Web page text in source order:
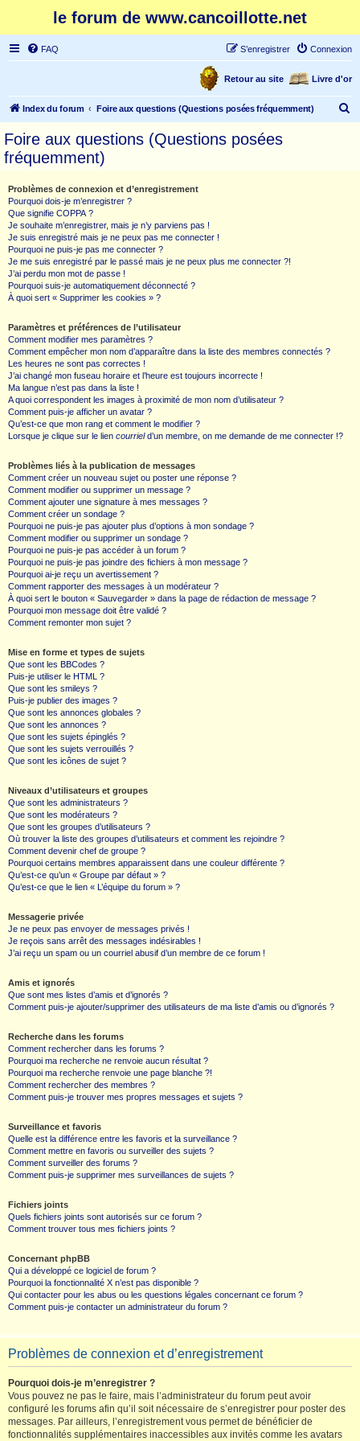
le forum de www.cancoillotte.net
FAQ Connexion
S’enregistrer
Livre d'or
Retour au site
Index du forum Foire aux questions (Questions posées fréquemment)
Foire aux questions (Questions posées
fréquemment)
Problèmes de connexion et d’enregistrement
Pourquoi dois-je m’enregistrer ?
Que signifie COPPA ?
Je souhaite m’enregistrer, mais je n’y parviens pas !
Je suis enregistré mais je ne peux pas me connecter !
Pourquoi ne puis-je pas me connecter ?
Je me suis enregistré par le passé mais je ne peux plus me connecter ?!
J’ai perdu mon mot de passe !
Pourquoi suis-je automatiquement déconnecté ?
À quoi sert « Supprimer les cookies » ?
Paramètres et préférences de l’utilisateur
Comment modifier mes paramètres ?
Comment empêcher mon nom d’apparaître dans la liste des membres connectés ?
Les heures ne sont pas correctes !
J’ai changé mon fuseau horaire et l’heure est toujours incorrecte !
Ma langue n’est pas dans la liste !
A quoi correspondent les images à proximité de mon nom d’utilisateur ?
Comment puis-je afficher un avatar ?
Qu’est-ce que mon rang et comment le modifier ?
Lorsque je clique sur le lien courrield’un membre, on me demande de me connecter !?
Problèmes liés à la publication de messages
Comment créer un nouveau sujet ou poster une réponse ?
Comment modifier ou supprimer un message ?
Comment ajouter une signature à mes messages ?
Comment créer un sondage ?
Pourquoi ne puis-je pas ajouter plus d’options à mon sondage ?
Comment modifier ou supprimer un sondage ?
Pourquoi ne puis-je pas accéder à un forum ?
Pourquoi ne puis-je pas joindre des fichiers à mon message ?
Pourquoi ai-je reçu un avertissement ?
Comment rapporter des messages à un modérateur ?
À quoi sert le bouton « Sauvegarder » dans la page de rédaction de message ?
Pourquoi mon message doit être validé ?
Comment remonter mon sujet ?
Mise en forme et types de sujets
Que sont les BBCodes ?
Puis-je utiliser le HTML ?
Que sont les smileys ?
Puis-je publier des images ?
Que sont les annonces globales ?
Que sont les annonces ?
Que sont les sujets épinglés ?
Que sont les sujets verrouillés ?
Que sont les icônes de sujet ?
Niveaux d’utilisateurs et groupes
Que sont les administrateurs ?
Que sont les modérateurs ?
Que sont les groupes d’utilisateurs ?
Où trouver la liste des groupes d’utilisateurs et comment les rejoindre ?
Comment devenir chef de groupe ?
Pourquoi certains membres apparaissent dans une couleur différente ?
Qu’est-ce qu’un « Groupe par défaut » ?
Qu’est-ce que le lien « L’équipe du forum » ?
Messagerie privée
Je ne peux pas envoyer de messages privés !
Je reçois sans arrêt des messages indésirables !
J’ai reçu un spam ou un courriel abusif d’un membre de ce forum !
Amis et ignorés
Que sont mes listes d’amis et d’ignorés ?
Comment puis-je ajouter/supprimer des utilisateurs de ma liste d’amis ou d’ignorés ?
Recherche dans les forums
Comment rechercher dans les forums ?
Pourquoi ma recherche ne renvoie aucun résultat ?
Pourquoi ma recherche renvoie une page blanche ?!
Comment rechercher des membres ?
Comment puis-je trouver mes propres messages et sujets ?
Surveillance et favoris
Quelle est la différence entre les favoris et la surveillance ?
Comment mettre en favoris ou surveiller des sujets ?
Comment surveiller des forums ?
Comment puis-je supprimer mes surveillances de sujets ?
Fichiers joints
Quels fichiers joints sont autorisés sur ce forum ?
Comment trouver tous mes fichiers joints ?
Concernant phpBB
Qui a développé ce logiciel de forum ?
Pourquoi la fonctionnalité X n’est pas disponible ?
Qui contacter pour les abus ou les questions légales concernant ce forum ?
Comment puis-je contacter un administrateur du forum ?
Problèmes de connexion et d’enregistrement
Pourquoi dois-je m’enregistrer ?
Vous pouvez ne pas le faire, mais l’administrateur du forum peut avoir
configuré les forums afin qu’il soit nécessaire de s’enregistrer pour poster des
messages. Par ailleurs, l’enregistrement vous permet de bénéficier de
fonctionnalités supplémentaires inaccessibles aux invités comme les avatars